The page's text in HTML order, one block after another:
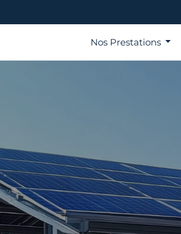
Nos Prestations